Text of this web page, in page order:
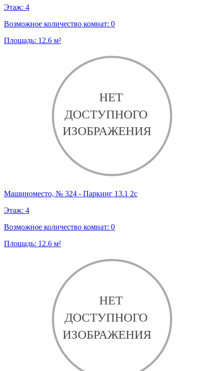
Этаж: 4
Возможное количество комнат: 0
Площадь: 12.6 м²
Машиноместо, № 324 - Паркинг 13.1 2с
Этаж: 4
Возможное количество комнат: 0
Площадь: 12.6 м²